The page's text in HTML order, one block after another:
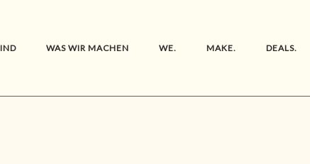
WAS WIR MACHEN WE. MAKE. DEALS.